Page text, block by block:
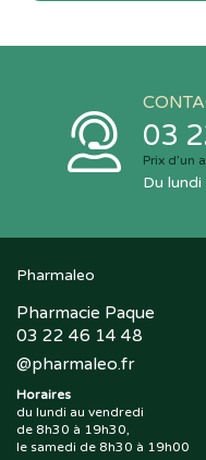
03
Prix d’un
Du
Pharmaleo
Pharmacie Paque
03 22 46 14 48
@pharmaleo.fr
Horaires
du lundi au vendredi
de 8h30 à 19h30,
le samedi de 8h30 à 19h00